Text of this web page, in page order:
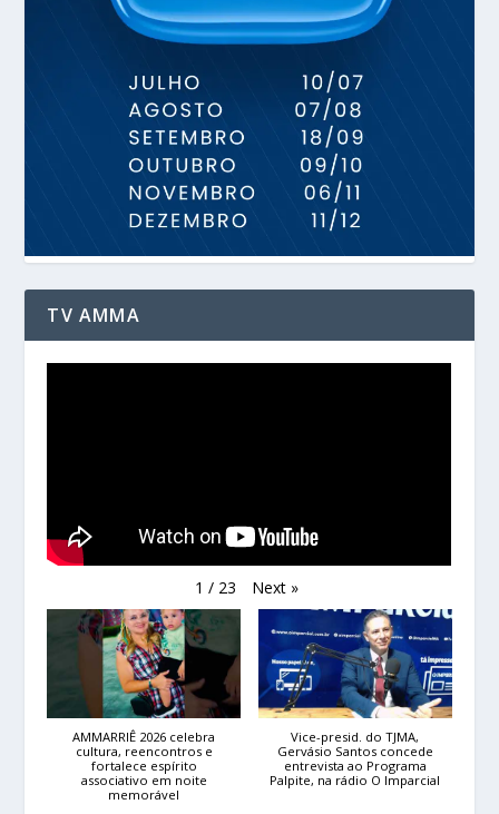
TV AMMA
1 / 23 Next »
AMMARRIÊ 2026 celebra
cultura, reencontros e
fortalece espírito
associativo em noite
memorável
Vice-presid. do TJMA,
Gervásio Santos concede
entrevista ao Programa
Palpite, na rádio O Imparcial